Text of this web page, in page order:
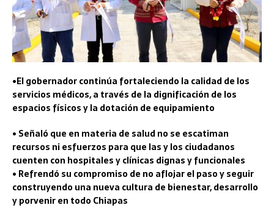
•El gobernador continúa fortaleciendo la calidad de los
servicios médicos, a través de la dignificación de los
espacios físicos y la dotación de equipamiento
• Señaló que en materia de salud no se escatiman
recursos ni esfuerzos para que las y los ciudadanos
cuenten con hospitales y clínicas dignas y funcionales
• Refrendó su compromiso de no aflojar el paso y seguir
construyendo una nueva cultura de bienestar, desarrollo
y porvenir en todo Chiapas